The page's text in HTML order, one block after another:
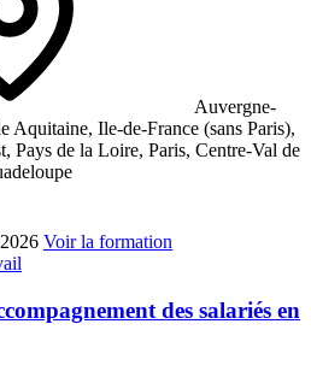
Auvergne-
Aquitaine, Ile-de-France (sans Paris),
Pays de la Loire, Paris, Centre-Val de
Voir la formation
des salariés en